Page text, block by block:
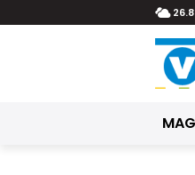
26.8